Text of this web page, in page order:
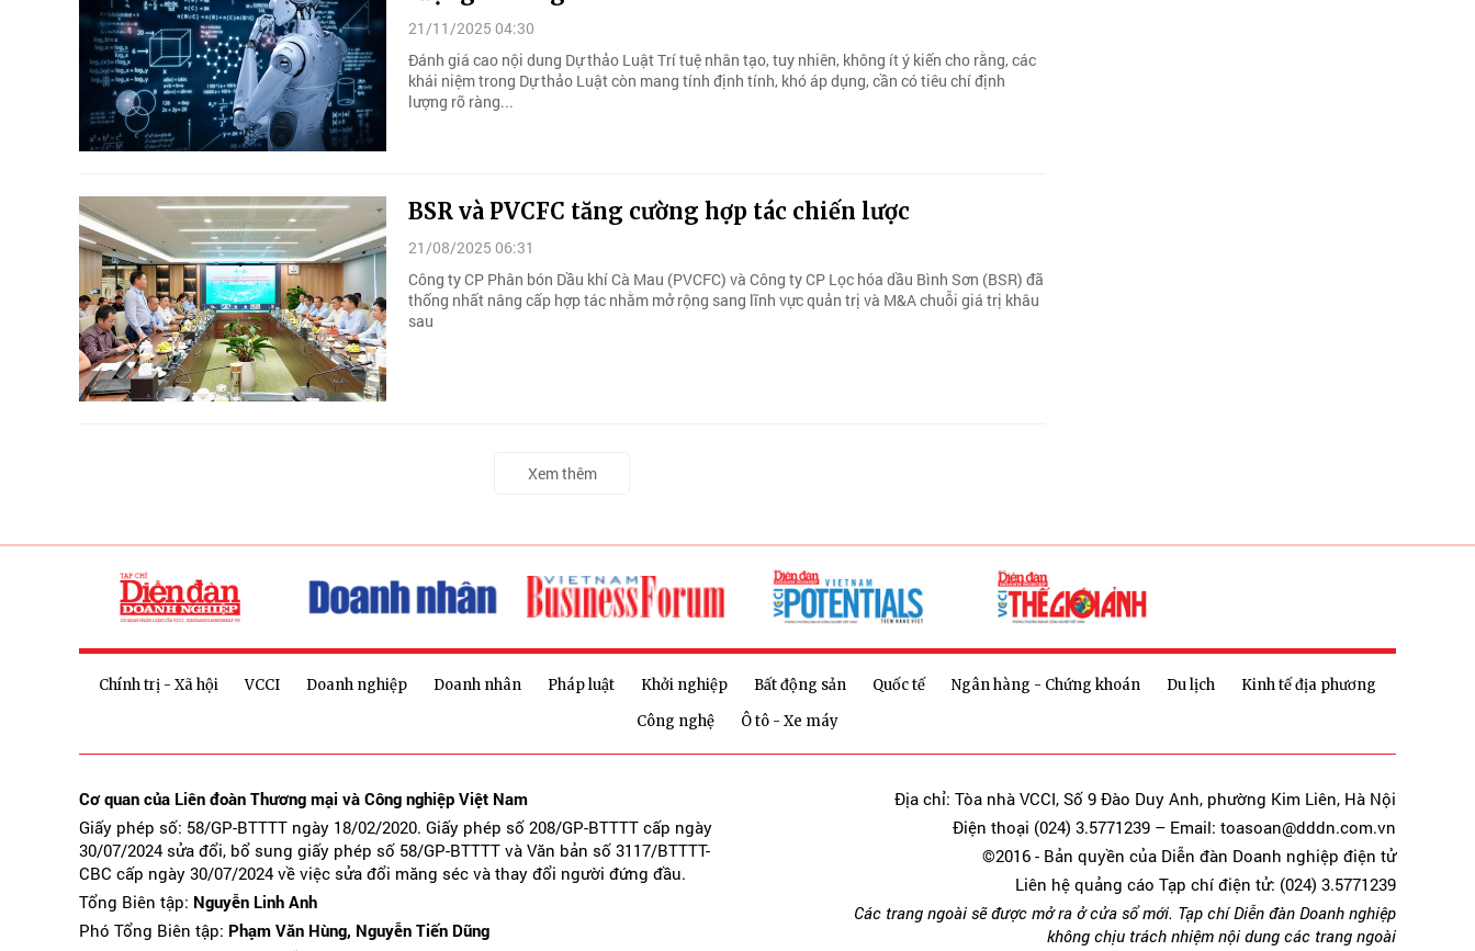
21/11/2025 04:30
Đánh giá cao nội dung Dự thảo Luật Trí tuệ nhân tạo, tuy nhiên, không ít ý kiến cho rằng, các
khái niệm trong Dự thảo Luật còn mang tính định tính, khó áp dụng, cần có tiêu chí định
lượng rõ ràng...
BSR và PVCFC tăng cường hợp tác chiến lược
21/08/2025 06:31
Công ty CP Phân bón Dầu khí Cà Mau (PVCFC) và Công ty CP Lọc hóa dầu Bình Sơn (BSR) đã
thống nhất nâng cấp hợp tác nhằm mở rộng sang lĩnh vực quản trị và M&A chuỗi giá trị khâu
sau
Xem thêm
Chính trị - Xã hội VCCI Doanh nghiệp Doanh nhân Pháp luật Khởi nghiệp Bất động sản Quốc tế Ngân hàng - Chứng khoán Du lịch
Kinh tế địa phương
Công nghệ
Ô tô - Xe máy
Cơ quan của Liên đoàn Thương mại và Công nghiệp Việt Nam
Giấy phép số: 58/GP-BTTTT ngày 18/02/2020. Giấy phép số 208/GP-BTTTT cấp ngày
30/07/2024 sửa đổi, bổ sung giấy phép số 58/GP-BTTTT và Văn bản số 3117/BTTTT-
CBC cấp ngày 30/07/2024 về việc sửa đổi măng séc và thay đổi người đứng đầu.
Tổng Biên tập: Nguyễn Linh Anh
Phó Tổng Biên tập: Phạm Văn Hùng, Nguyễn Tiến Dũng
Địa chỉ: Tòa nhà VCCI, Số 9 Đào Duy Anh, phường Kim Liên, Hà Nội
Điện thoại (024) 3.5771239 – Email: toasoan@dddn.com.vn
©2016 - Bản quyền của Diễn đàn Doanh nghiệp điện tử
Liên hệ quảng cáo Tạp chí điện tử: (024) 3.5771239
Các trang ngoài sẽ được mở ra ở cửa sổ mới. Tạp chí Diễn đàn Doanh nghiệp
không chịu trách nhiệm nội dung các trang ngoài